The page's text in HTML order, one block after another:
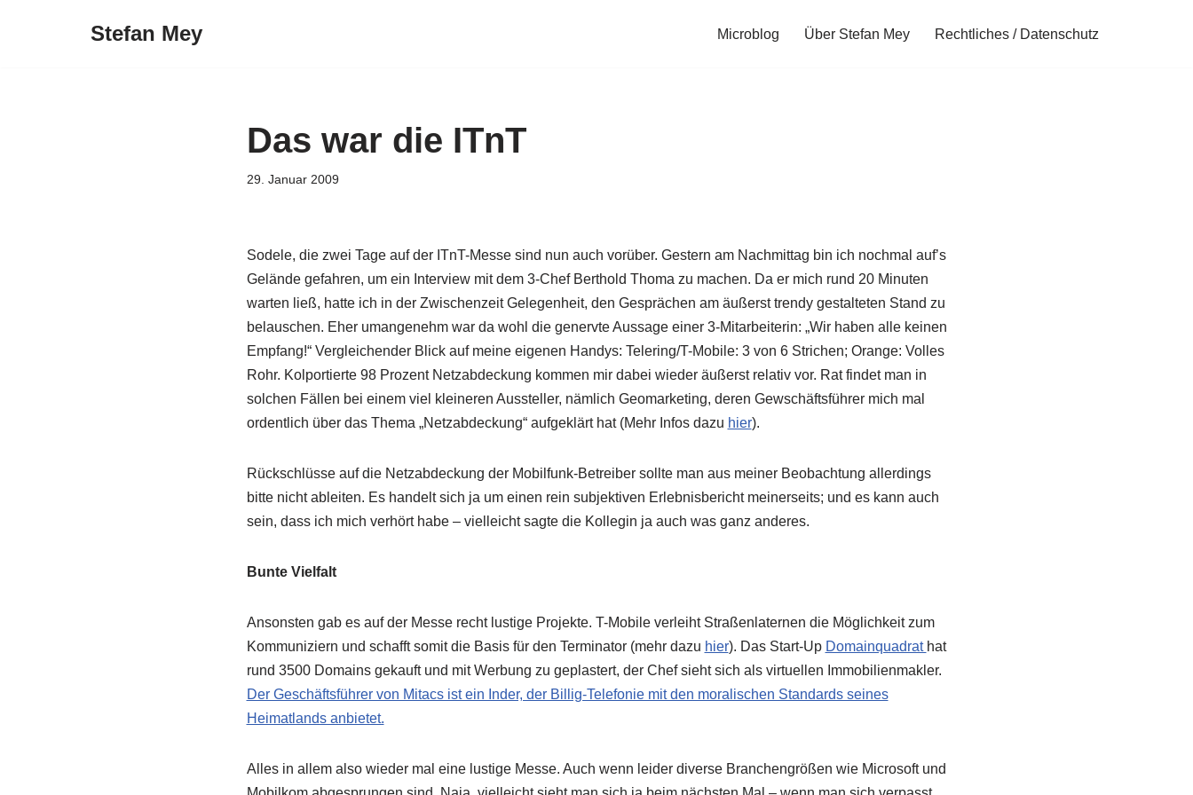
Stefan Mey Microblog Über Stefan Mey Rechtliches / Datenschutz
Das war die ITnT
29. Januar 2009
Sodele, die zwei Tage auf der ITnT-Messe sind nun auch vorüber. Gestern am Nachmittag bin ich nochmal auf’s
Gelände gefahren, um ein Interview mit dem 3-Chef Berthold Thoma zu machen. Da er mich rund 20 Minuten
warten ließ, hatte ich in der Zwischenzeit Gelegenheit, den Gesprächen am äußerst trendy gestalteten Stand zu
belauschen. Eher umangenehm war da wohl die genervte Aussage einer 3-Mitarbeiterin: „Wir haben alle keinen
Empfang!“ Vergleichender Blick auf meine eigenen Handys: Telering/T-Mobile: 3 von 6 Strichen; Orange: Volles
Rohr. Kolportierte 98 Prozent Netzabdeckung kommen mir dabei wieder äußerst relativ vor. Rat findet man in
solchen Fällen bei einem viel kleineren Aussteller, nämlich Geomarketing, deren Gewschäftsführer mich mal
ordentlich über das Thema „Netzabdeckung“ aufgeklärt hat (Mehr Infos dazu hier).
Rückschlüsse auf die Netzabdeckung der Mobilfunk-Betreiber sollte man aus meiner Beobachtung allerdings
bitte nicht ableiten. Es handelt sich ja um einen rein subjektiven Erlebnisbericht meinerseits; und es kann auch
sein, dass ich mich verhört habe – vielleicht sagte die Kollegin ja auch was ganz anderes.
Bunte Vielfalt
Ansonsten gab es auf der Messe recht lustige Projekte. T-Mobile verleiht Straßenlaternen die Möglichkeit zum
Kommuniziern und schafft somit die Basis für den Terminator (mehr dazu hier). Das Start-Up Domainquadrat hat
rund 3500 Domains gekauft und mit Werbung zu geplastert, der Chef sieht sich als virtuellen Immobilienmakler.
Der Geschäftsführer von Mitacs ist ein Inder, der Billig-Telefonie mit den moralischen Standards seines
Heimatlands anbietet.
Alles in allem also wieder mal eine lustige Messe. Auch wenn leider diverse Branchengrößen wie Microsoft und